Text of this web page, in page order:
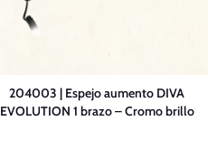
204003 | Espejo aumento DIVA
EVOLUTION 1 brazo – Cromo brillo